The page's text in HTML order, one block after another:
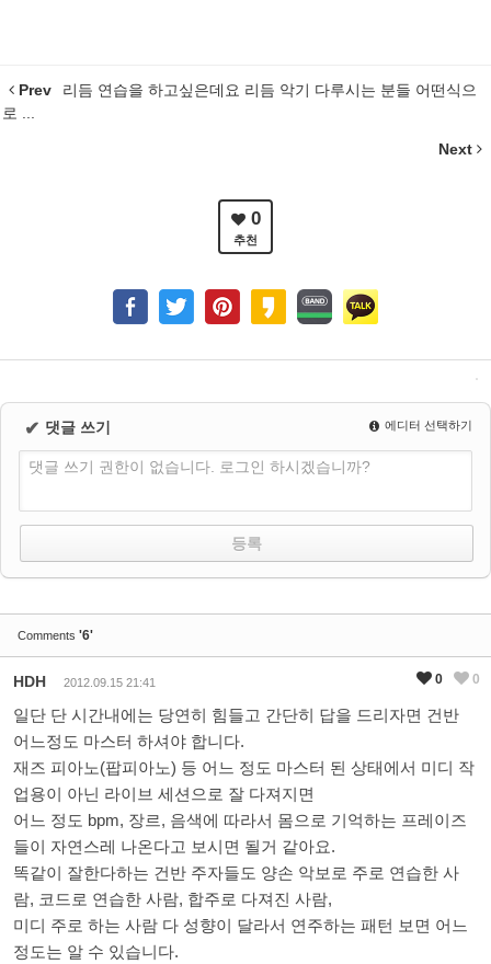
Prev
리듬 연습을 하고싶은데요 리듬 악기 다루시는 분들 어떤식으
로 ...
Next
0
추천
✔ 댓글 쓰기 에디터 선택하기
댓글 쓰기 권한이 없습니다. 로그인 하시겠습니까?
Comments '6'
HDH 2012.09.15 21:41
일단 단 시간내에는 당연히 힘들고 간단히 답을 드리자면 건반
어느정도 마스터 하셔야 합니다.
재즈 피아노(팝피아노) 등 어느 정도 마스터 된 상태에서 미디 작
업용이 아닌 라이브 세션으로 잘 다져지면
어느 정도 bpm, 장르, 음색에 따라서 몸으로 기억하는 프레이즈
들이 자연스레 나온다고 보시면 될거 같아요.
똑같이 잘한다하는 건반 주자들도 양손 악보로 주로 연습한 사
람, 코드로 연습한 사람, 합주로 다져진 사람,
미디 주로 하는 사람 다 성향이 달라서 연주하는 패턴 보면 어느
정도는 알 수 있습니다.
0 0